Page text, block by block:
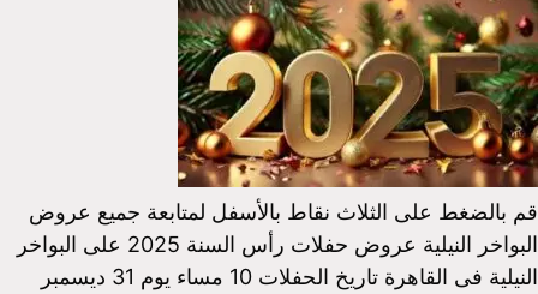
قم بالضغط على الثلاث نقاط بالأسفل لمتابعة جميع عروض
البواخر النيلية عروض حفلات رأس السنة 2025 على البواخر
النيلية فى القاهرة تاريخ الحفلات 10 مساء يوم 31 ديسمبر